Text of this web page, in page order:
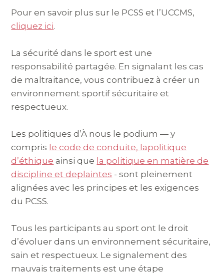
Pour en savoir plus sur le PCSS et l’UCCMS,
cliquez ici.
La sécurité dans le sport est une
responsabilité partagée. En signalant les cas
de maltraitance, vous contribuez à créer un
environnement sportif sécuritaire et
respectueux.
Les politiques d’À nous le podium — y
compris le code de conduite, lapolitique
d’éthique ainsi que la politique en matière de
discipline et deplaintes - sont pleinement
alignées avec les principes et les exigences
du PCSS.
Tous les participants au sport ont le droit
d’évoluer dans un environnement sécuritaire,
sain et respectueux. Le signalement des
mauvais traitements est une étape